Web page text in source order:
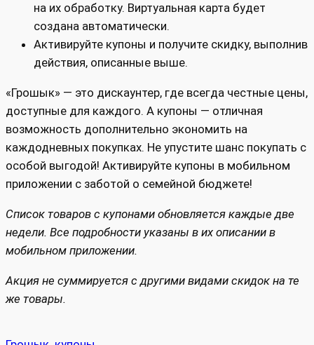
на их обработку. Виртуальная карта будет
создана автоматически.
Активируйте купоны и получите скидку, выполнив
действия, описанные выше.
«Грошык» — это дискаунтер, где всегда честные цены,
доступные для каждого. А купоны — отличная
возможность дополнительно экономить на
каждодневных покупках. Не упустите шанс покупать с
особой выгодой! Активируйте купоны в мобильном
приложении с заботой о семейной бюджете!
Список товаров с купонами обновляется каждые две
недели. Все подробности указаны в их описании в
мобильном приложении.
Акция не суммируется с другими видами скидок на те
же товары.